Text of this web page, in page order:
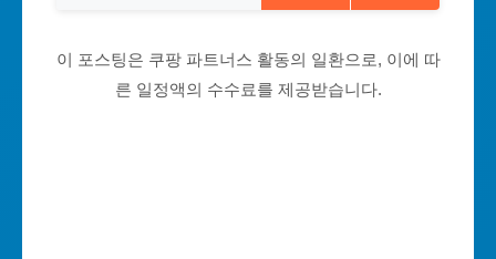
이 포스팅은 쿠팡 파트너스 활동의 일환으로, 이에 따
른 일정액의 수수료를 제공받습니다.